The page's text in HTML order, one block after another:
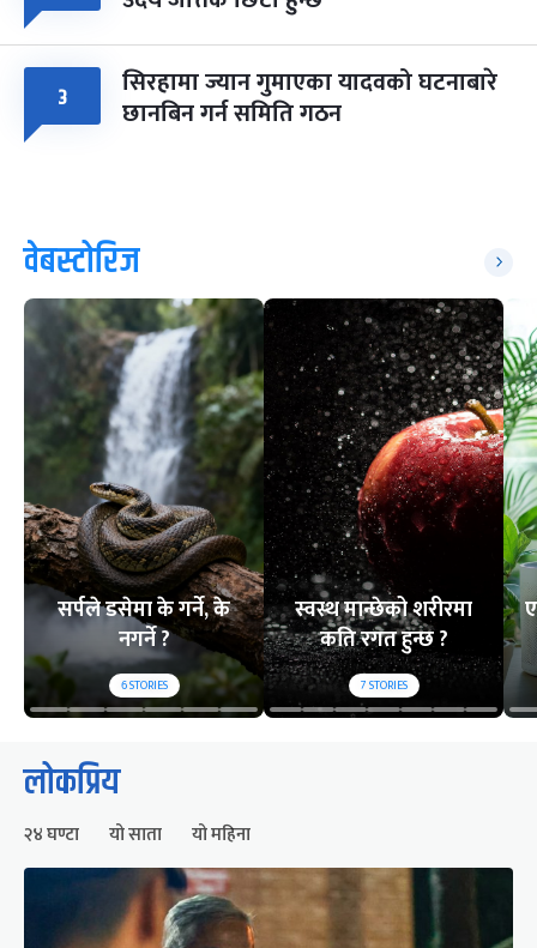
३ सिरहामा ज्यान गुमाएका यादवको घटनाबारे
छानबिन गर्न समिति गठन
वेबस्टोरिज
सर्पले डसेमा के गर्ने, के
नगर्ने ?
6STORIES
स्वस्थ मान्छेको शरीरमा
कति रगत हुन्छ ?
7STORIES
लोकप्रिय
२४ घण्टा यो साता यो महिना